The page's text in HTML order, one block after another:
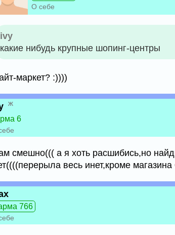
О себе
ivy
какие нибудь крупные шопинг-центры
маркет? :))))
ж
6
смешно((( а я хоть расшибись,но
весь инет,кроме
766